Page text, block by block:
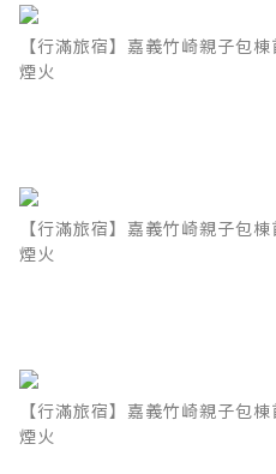
【行滿旅宿】嘉義竹崎親子包
煙火
【行滿旅宿】嘉義竹崎親子包
煙火
【行滿旅宿】嘉義竹崎親子包
煙火